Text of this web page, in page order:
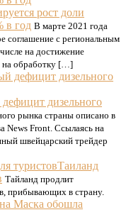
рост доли
в год В марте 2021 года
соглашение с региональным
на достижение
на обработку […]
дизельного
рынка страны описано в
News Front. Ссылаясь на
швейцарский трейдер
Таиланд
Тайланд продлит
прибывающих в страну.